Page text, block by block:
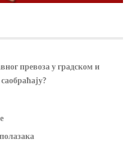
превоза у градском и